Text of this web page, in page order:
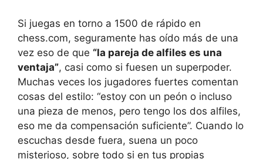
Si juegas en torno a 1500 de rápido en
chess.com, seguramente has oído más de una
vez eso de que “la pareja de alfiles es una
ventaja”, casi como si fuesen un superpoder.
Muchas veces los jugadores fuertes comentan
cosas del estilo: “estoy con un peón o incluso
una pieza de menos, pero tengo los dos alfiles,
eso me da compensación suficiente”. Cuando lo
escuchas desde fuera, suena un poco
misterioso, sobre todo si en tus propias